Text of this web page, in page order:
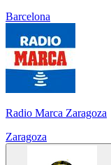
Barcelona
Radio Marca Zaragoza
Zaragoza